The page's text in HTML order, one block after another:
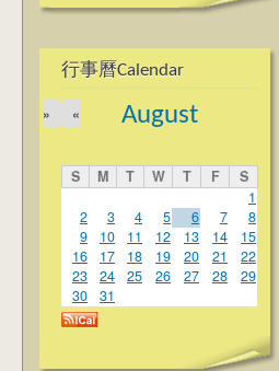
行事曆Calendar
August
«
»
S M T W T F
S
1
2
3 4 5 6 7
8
9
10 11 12 13 14
15
16
17 18 19 20 21
22
23
24 25 26 27 28
29
30
31